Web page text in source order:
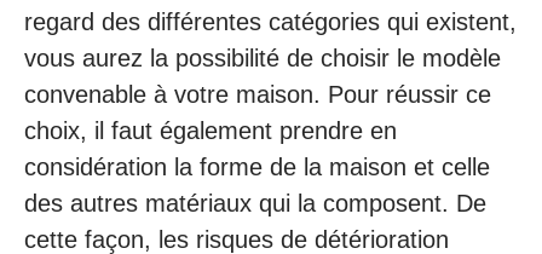
regard des différentes catégories qui existent,
vous aurez la possibilité de choisir le modèle
convenable à votre maison. Pour réussir ce
choix, il faut également prendre en
considération la forme de la maison et celle
des autres matériaux qui la composent. De
cette façon, les risques de détérioration